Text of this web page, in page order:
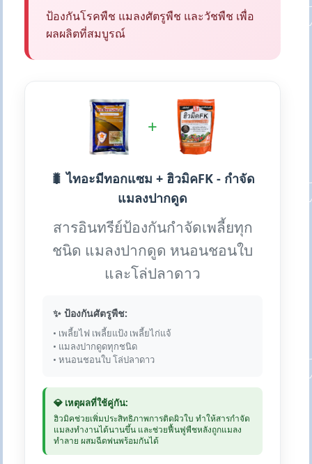
ป้องกันโรคพืช แมลงศัตรูพืช และวัชพืช เพื่อ
ผลผลิตที่สมบูรณ์
+
🐛 ไทอะมีทอกแซม + ฮิวมิคFK - กำจัด
แมลงปากดูด
สารอินทรีย์ป้องกันกำจัดเพลี้ยทุก
ชนิด แมลงปากดูด หนอนชอนใบ
และโล่ปลาดาว
✨ ป้องกันศัตรูพืช:
• เพลี้ยไฟ เพลี้ยแป้ง เพลี้ยไก่แจ้
• แมลงปากดูดทุกชนิด
• หนอนชอนใบ โล่ปลาดาว
💎 เหตุผลที่ใช้คู่กัน:
ฮิวมิคช่วยเพิ่มประสิทธิภาพการติดผิวใบ ทำให้สารกำจัด
แมลงทำงานได้นานขึ้น และช่วยฟื้นฟูพืชหลังถูกแมลง
ทำลาย ผสมฉีดพ่นพร้อมกันได้